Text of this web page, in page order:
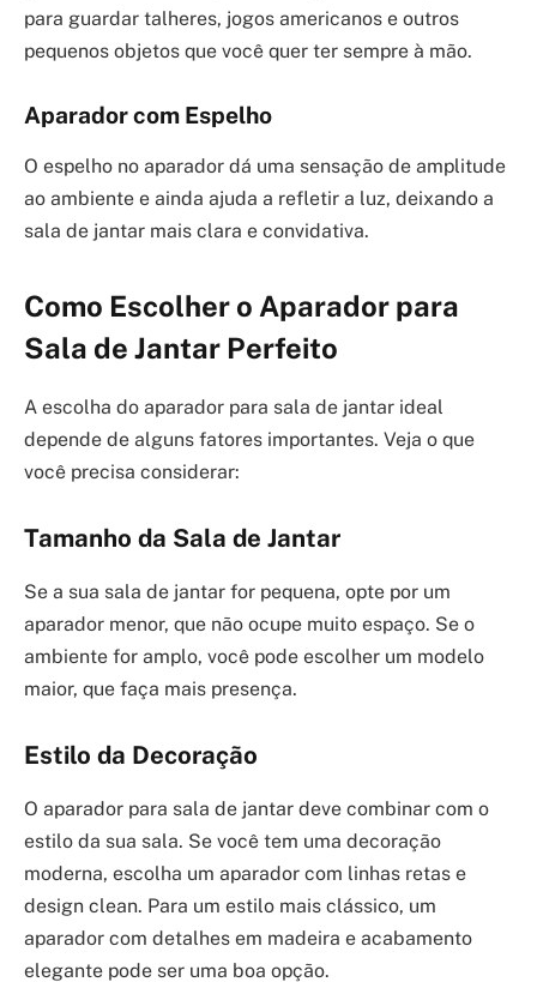
para guardar talheres, jogos americanos e outros
pequenos objetos que você quer ter sempre à mão.
Aparador com Espelho
O espelho no aparador dá uma sensação de amplitude
ao ambiente e ainda ajuda a refletir a luz, deixando a
sala de jantar mais clara e convidativa.
Como Escolher o Aparador para
Sala de Jantar Perfeito
A escolha do aparador para sala de jantar ideal
depende de alguns fatores importantes. Veja o que
você precisa considerar:
Tamanho da Sala de Jantar
Se a sua sala de jantar for pequena, opte por um
aparador menor, que não ocupe muito espaço. Se o
ambiente for amplo, você pode escolher um modelo
maior, que faça mais presença.
Estilo da Decoração
O aparador para sala de jantar deve combinar com o
estilo da sua sala. Se você tem uma decoração
moderna, escolha um aparador com linhas retas e
design clean. Para um estilo mais clássico, um
aparador com detalhes em madeira e acabamento
elegante pode ser uma boa opção.